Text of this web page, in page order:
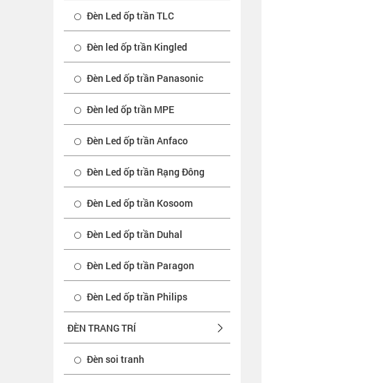
Đèn Led ốp trần TLC
Đèn led ốp trần Kingled
Đèn Led ốp trần Panasonic
Đèn led ốp trần MPE
Đèn Led ốp trần Anfaco
Đèn Led ốp trần Rạng Đông
Đèn Led ốp trần Kosoom
Đèn Led ốp trần Duhal
Đèn Led ốp trần Paragon
Đèn Led ốp trần Philips
ĐÈN TRANG TRÍ
Đèn soi tranh